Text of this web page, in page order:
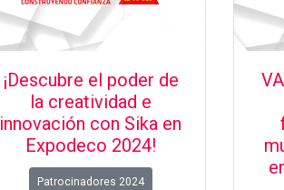
¡Descubre el poder de
la creatividad e
innovación con Sika en
Expodeco 2024!
Patrocinadores 2024